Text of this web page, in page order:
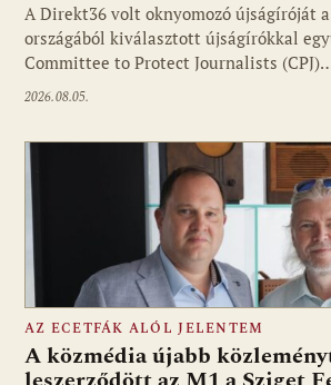
Fotó: media1.hu
A Direkt36 volt oknyomozó újságíróját
országából kiválasztott újságírókkal
Committee to Protect Journalists
2026.08.05.
AZ ECETFÁK ALÓL JELENTEM
A közmédia újabb